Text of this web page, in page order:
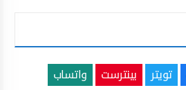
تويتر بينترست
واتساب